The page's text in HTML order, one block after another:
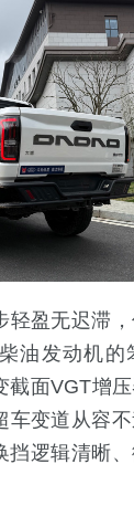
盈无迟滞，
油发动机的
截面VGT增
车变道从容
挡逻辑清晰